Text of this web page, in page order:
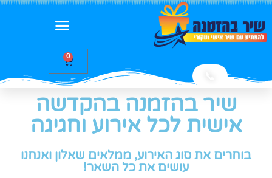
0
שיר בהזמנה בהקדשה
אישית לכל אירוע וחגיגה
בוחרים את סוג האירוע, ממלאים שאלון ואנחנו
עושים את כל השאר!